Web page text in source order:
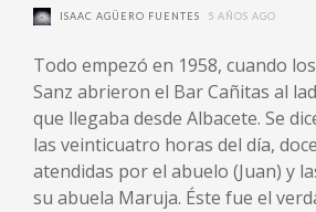
ISAAC AGÜERO FUENTES 5 AÑOS AGO
Todo empezó en 1958, cuando
Sanz abrieron el Bar Cañitas al
que llegaba desde Albacete. Se
las veinticuatro horas del día,
atendidas por el abuelo (Juan) y
su abuela Maruja. Éste fue el